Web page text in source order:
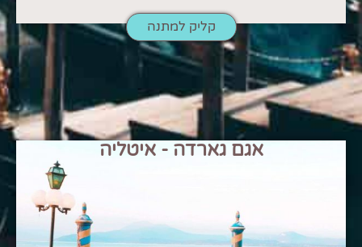
קליק למתנה
אגם גארדה - איטליה